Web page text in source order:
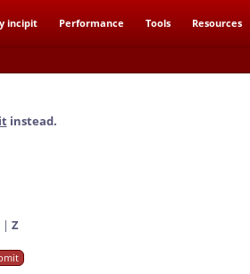
incipit Performance Tools Resources
instead.
| Z